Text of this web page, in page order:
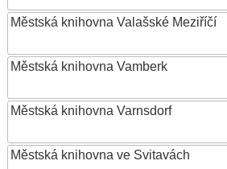
Městská knihovna Valašské Meziříčí
Městská knihovna Vamberk
Městská knihovna Varnsdorf
Městská knihovna ve Svitavách